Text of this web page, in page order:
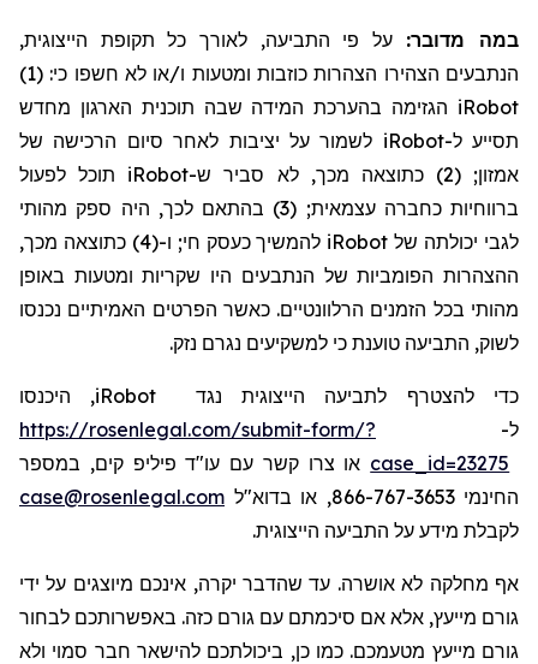
במה מדובר:על פי התביעה, לאורך כל תקופת הייצוגית,
הנתבעים הצהירו הצהרות כוזבות ומטעות ו/או לא חשפו כי: (1)
iRobot הגזימה בהערכת המידה שבה תוכנית הארגון מחדש
תסייע ל-iRobot לשמור על יציבות לאחר סיום הרכישה של
אמזון; (2) כתוצאה מכך, לא סביר ש-
iRobot תוכל לפעול
ברווחיות כחברה עצמאית; (3) בהתאם לכך, היה ספק מהותי
לגבי יכולתה של iRobot
להמשיך כעסק חי; ו-(4) כתוצאה מכך,
ההצהרות הפומביות של הנתבעים היו שקריות ומטעות באופן
מהותי בכל הזמנים הרלוונטיים. כאשר הפרטים האמיתיים נכנסו
לשוק, התביעה טוענת כי למשקיעים נגרם נזק.
כדי להצטרף לתביעה הייצוגית נגד iRobot, היכנסו
ל- https://rosenlegal.com/submit-form/?
case_id=23275 או צרו קשר עם עו"ד פיליפ קים, במספר
החינמי 866-767-3653, או בדוא"ל
case@rosenlegal.com
לקבלת מידע על התביעה הייצוגית.
אף מחלקה לא אושרה. עד שהדבר יקרה, אינכם מיוצגים על ידי
גורם מייעץ, אלא אם סיכמתם עם גורם כזה. באפשרותכם לבחור
גורם מייעץ מטעמכם. כמו כן, ביכולתכם להישאר חבר סמוי ולא